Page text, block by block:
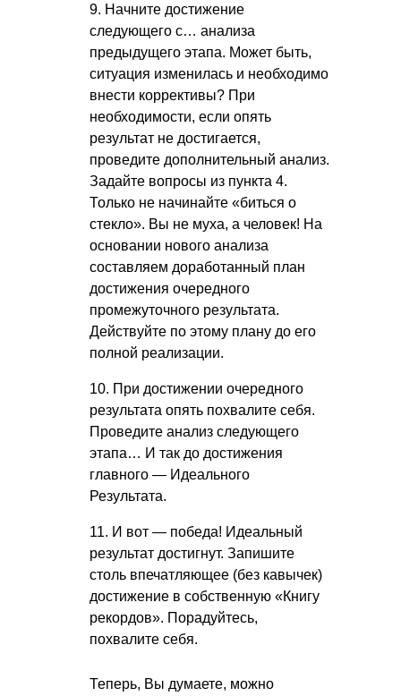
9. Начните достижение
следующего с… анализа
предыдущего этапа. Может быть,
ситуация изменилась и необходимо
внести коррективы? При
необходимости, если опять
результат не достигается,
проведите дополнительный анализ.
Задайте вопросы из пункта 4.
Только не начинайте «биться о
стекло». Вы не муха, а человек! На
основании нового анализа
составляем доработанный план
достижения очередного
промежуточного результата.
Действуйте по этому плану до его
полной реализации.
10. При достижении очередного
результата опять похвалите себя.
Проведите анализ следующего
этапа… И так до достижения
главного — Идеального
Результата.
11. И вот — победа! Идеальный
результат достигнут. Запишите
столь впечатляющее (без кавычек)
достижение в собственную «Книгу
рекордов». Порадуйтесь,
похвалите себя.
Теперь, Вы думаете, можно